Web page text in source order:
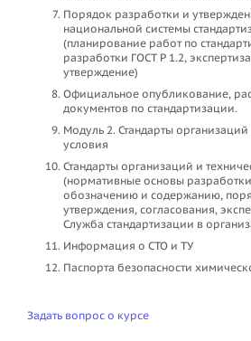
Порядок разработки и
национальной системы
(планирование работ по
разработки ГОСТ Р 1.2,
утверждение)
Официальное опубликование,
документов по стандартизации.
Модуль 2. Стандарты
условия
Стандарты организаций и
(нормативные основы
обозначению и содержанию,
утверждения, согласования,
Служба стандартизации в
Информация о СТО и ТУ
Паспорта безопасности
Задать вопрос о курсе